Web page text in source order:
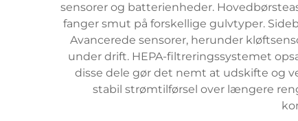
sensorer og batterienheder.
fanger smut på forskellige gulvtyper.
Avancerede sensorer, herunder
under drift. HEPA-filtreringssystemet
disse dele gør det nemt at udskifte og
stabil strømtilførsel over længere